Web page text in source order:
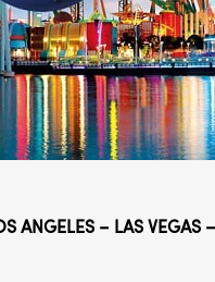
ANGELES – LAS VEGAS